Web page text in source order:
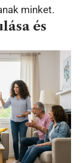
minket.
és